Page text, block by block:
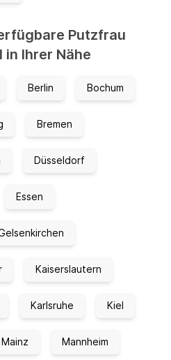
Putzfrau
Ihrer Nähe
Berlin Bochum
Bremen
Düsseldorf
Essen
Kaiserslautern
Karlsruhe Kiel
Mainz Mannheim